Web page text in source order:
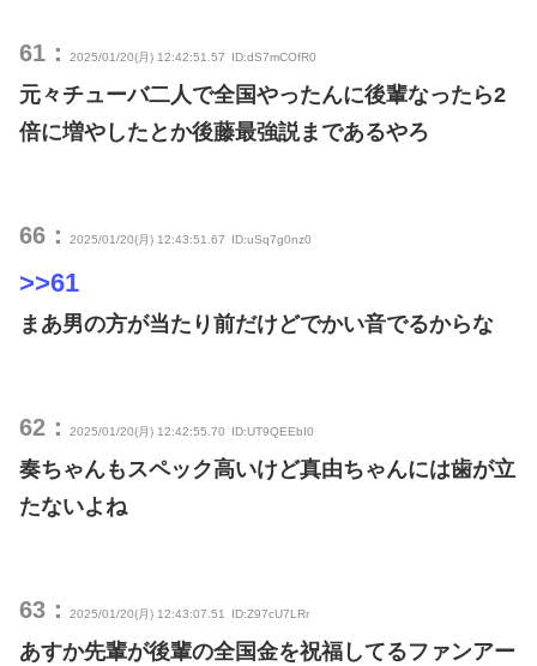
61： 2025/01/20(月) 12:42:51.57 ID:dS7mCOfR0
元々チューバ二人で全国やったんに後輩なったら2
倍に増やしたとか後藤最強説まであるやろ
66： 2025/01/20(月) 12:43:51.67 ID:uSq7g0nz0
>>61
まあ男の方が当たり前だけどでかい音でるからな
62： 2025/01/20(月) 12:42:55.70 ID:UT9QEEbI0
奏ちゃんもスペック高いけど真由ちゃんには歯が立
たないよね
63： 2025/01/20(月) 12:43:07.51 ID:Z97cU7LRr
あすか先輩が後輩の全国金を祝福してるファンアー